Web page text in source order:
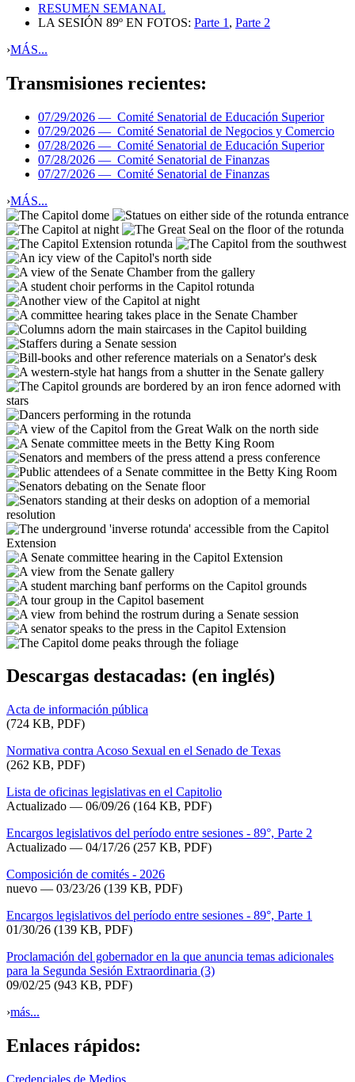
RESUMEN SEMANAL
LA SESIÓN 89º EN FOTOS: Parte 1 , Parte 2
›MÁS...
Transmisiones recientes:
07/29/2026 — Comité Senatorial de Educación Superior
07/29/2026 — Comité Senatorial de Negocios y Comercio
07/28/2026 — Comité Senatorial de Educación Superior
07/28/2026 — Comité Senatorial de Finanzas
07/27/2026 — Comité Senatorial de Finanzas
›MÁS...
Descargas destacadas: (en inglés)
Acta de información pública
(724 KB, PDF)
Normativa contra Acoso Sexual en el Senado de Texas
(262 KB, PDF)
Lista de oficinas legislativas en el Capitolio
Actualizado — 06/09/26 (164 KB, PDF)
Encargos legislativos del período entre sesiones - 89°, Parte 2
Actualizado — 04/17/26 (257 KB, PDF)
Composición de comités - 2026
nuevo — 03/23/26 (139 KB, PDF)
Encargos legislativos del período entre sesiones - 89°, Parte 1
01/30/26 (139 KB, PDF)
Proclamación del gobernador en la que anuncia temas adicionales
para la Segunda Sesión Extraordinaria (3)
09/02/25 (943 KB, PDF)
›más...
Enlaces rápidos: